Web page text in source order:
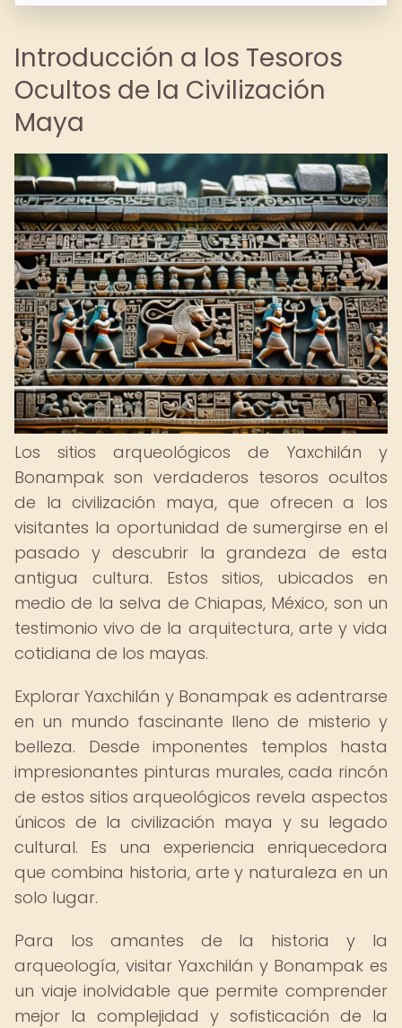
Introducción a los Tesoros
Ocultos de la Civilización
Maya
Los sitios arqueológicos de Yaxchilán y
Bonampak son verdaderos tesoros ocultos
de la civilización maya, que ofrecen a los
visitantes la oportunidad de sumergirse en el
pasado y descubrir la grandeza de esta
antigua cultura. Estos sitios, ubicados en
medio de la selva de Chiapas, México, son un
testimonio vivo de la arquitectura, arte y vida
cotidiana de los mayas.
Explorar Yaxchilán y Bonampak es adentrarse
en un mundo fascinante lleno de misterio y
belleza. Desde imponentes templos hasta
impresionantes pinturas murales, cada rincón
de estos sitios arqueológicos revela aspectos
únicos de la civilización maya y su legado
cultural. Es una experiencia enriquecedora
que combina historia, arte y naturaleza en un
solo lugar.
Para los amantes de la historia y la
arqueología, visitar Yaxchilán y Bonampak es
un viaje inolvidable que permite comprender
mejor la complejidad y sofisticación de la